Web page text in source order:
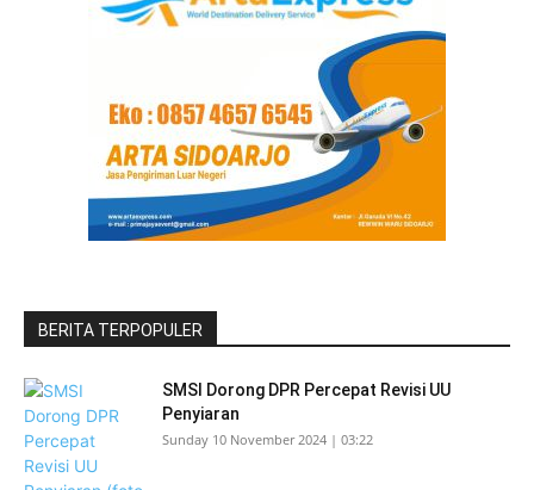
BERITA TERPOPULER
SMSI Dorong DPR Percepat Revisi UU
Penyiaran
Sunday 10 November 2024 | 03:22